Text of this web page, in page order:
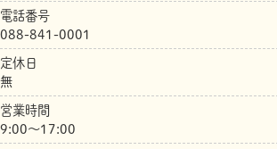
電話番号
088-841-0001
定休日
無
営業時間
9:00～17:00